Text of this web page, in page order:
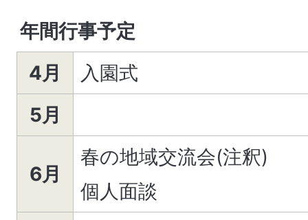
年間行事予定
4月
入園式
5月
6月
春の地域交流会(注釈)
個人面談